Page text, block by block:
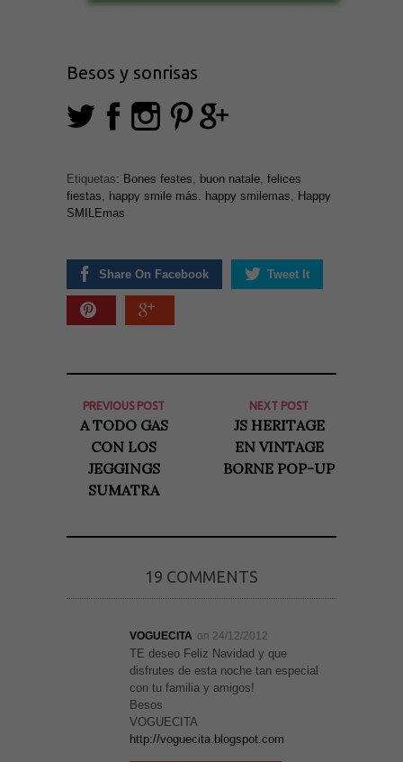
Besos y sonrisas
Etiquetas: Bones festes, buon natale, felices
fiestas, happy smile más. happy smilemas, Happy
SMILEmas
Share On Facebook Tweet It
PREVIOUS POST
A TODO GAS
CON LOS
JEGGINGS
SUMATRA
NEXT POST
JS HERITAGE
EN VINTAGE
BORNE POP-UP
19 COMMENTS
VOGUECITA on 24/12/2012
TE deseo Feliz Navidad y que
disfrutes de esta noche tan especial
con tu familia y amigos!
Besos
VOGUECITA
http://voguecita.blogspot.com